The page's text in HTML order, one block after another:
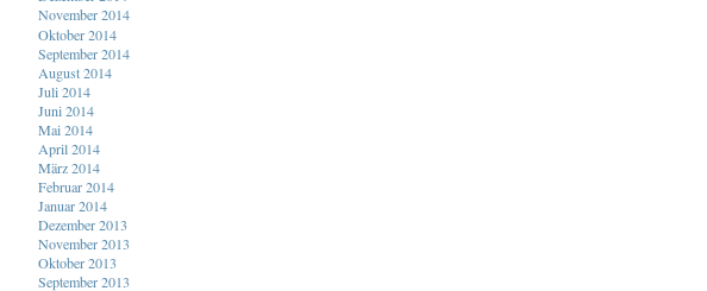
November 2014
Oktober 2014
September 2014
August 2014
Juli 2014
Juni 2014
Mai 2014
April 2014
März 2014
Februar 2014
Januar 2014
Dezember 2013
November 2013
Oktober 2013
September 2013